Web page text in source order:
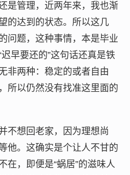
是管理，近两年来，我也渐
的达到的状态。所以这几
问题，这种事情，本是毕业
早要还的”这句话还真是铁
非两种：稳定的或者自由
所以仍然没有找准这里面的
不想回老家，因为理想尚
他。这确实是个让人不甘的
在，即便是“蜗居”的滋味人